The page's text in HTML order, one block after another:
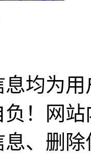
息均为
！网
、删